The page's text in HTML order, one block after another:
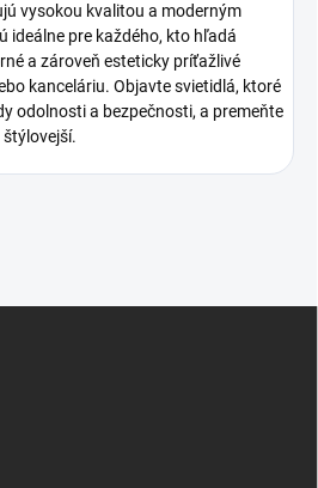
vysokou kvalitou a moderným
ideálne pre každého, kto hľadá
a zároveň esteticky príťažlivé
kanceláriu. Objavte svietidlá, ktoré
odolnosti a bezpečnosti, a premeňte